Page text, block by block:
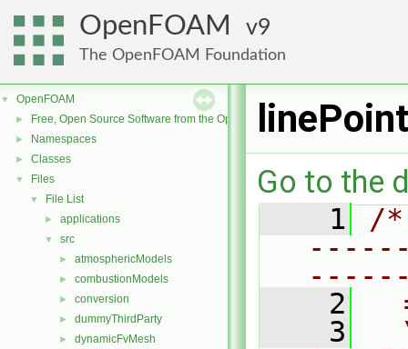
OpenFOAM 9
The OpenFOAM Foundation
▼ OpenFOAM
► Free, Open Source Software from the OpenFOAM Foundation
► Namespaces
► Classes
▼ Files
▼ File List
► applications
▼ src
► atmosphericModels
► combustionModels
► conversion
► dummyThirdParty
► dynamicFvMesh
Go to the
    1
/
    2
    3